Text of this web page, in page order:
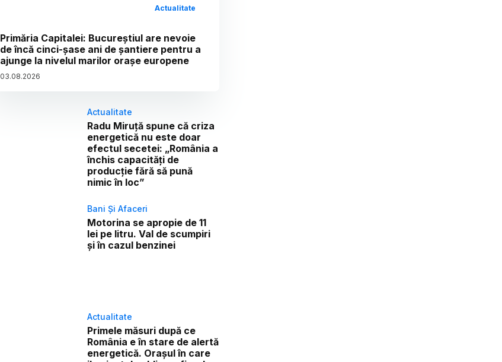
Actualitate
Primăria Capitalei: Bucureștiul are nevoie
de încă cinci-șase ani de șantiere pentru a
ajunge la nivelul marilor orașe europene
03.08.2026
Actualitate
Radu Miruță spune că criza
energetică nu este doar
efectul secetei: „România a
închis capacități de
producție fără să pună
nimic în loc”
Bani Și Afaceri
Motorina se apropie de 11
lei pe litru. Val de scumpiri
și în cazul benzinei
Actualitate
Primele măsuri după ce
România e în stare de alertă
energetică. Orașul în care